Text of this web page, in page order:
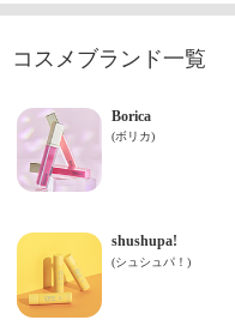
コスメブランド一覧